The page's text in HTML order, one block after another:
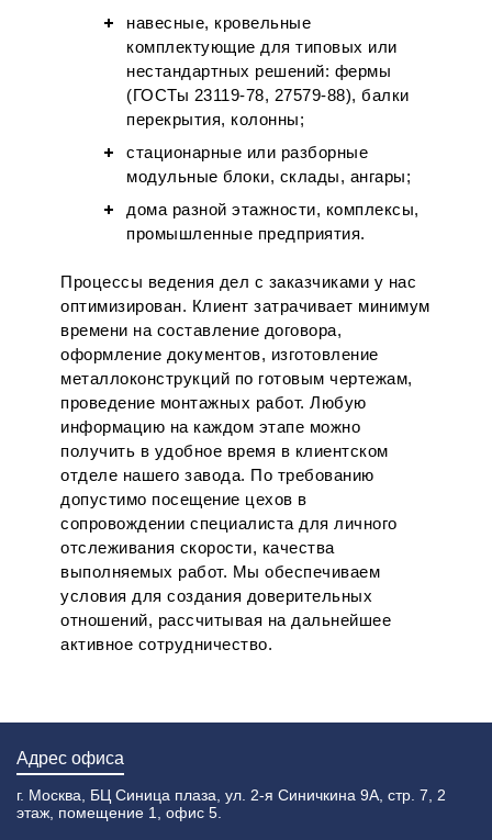
навесные, кровельные
комплектующие для типовых или
нестандартных решений: фермы
(ГОСТы 23119-78, 27579-88), балки
перекрытия, колонны;
стационарные или разборные
модульные блоки, склады, ангары;
дома разной этажности, комплексы,
промышленные предприятия.
Процессы ведения дел с заказчиками у нас
оптимизирован. Клиент затрачивает минимум
времени на составление договора,
оформление документов, изготовление
металлоконструкций по готовым чертежам,
проведение монтажных работ. Любую
информацию на каждом этапе можно
получить в удобное время в клиентском
отделе нашего завода. По требованию
допустимо посещение цехов в
сопровождении специалиста для личного
отслеживания скорости, качества
выполняемых работ. Мы обеспечиваем
условия для создания доверительных
отношений, рассчитывая на дальнейшее
активное сотрудничество.
Адрес офиса
г. Москва, БЦ Синица плаза, ул. 2-я Синичкина 9А, стр. 7, 2
этаж, помещение 1, офис 5.